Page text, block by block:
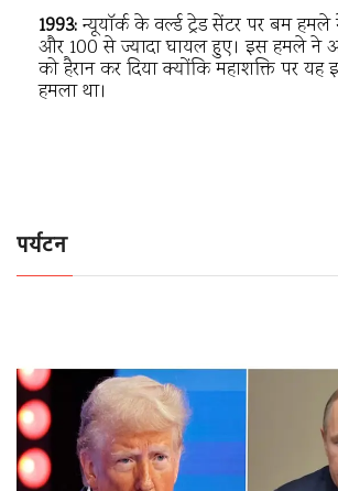
1993:न्यूयॉर्क के वर्ल्ड ट्रेड सेंटर पर बम
और 100 से ज्यादा घायल हुए। इस हमले ने
को हैरान कर दिया क्योंकि महाशक्ति पर
हमला था।
पर्यटन